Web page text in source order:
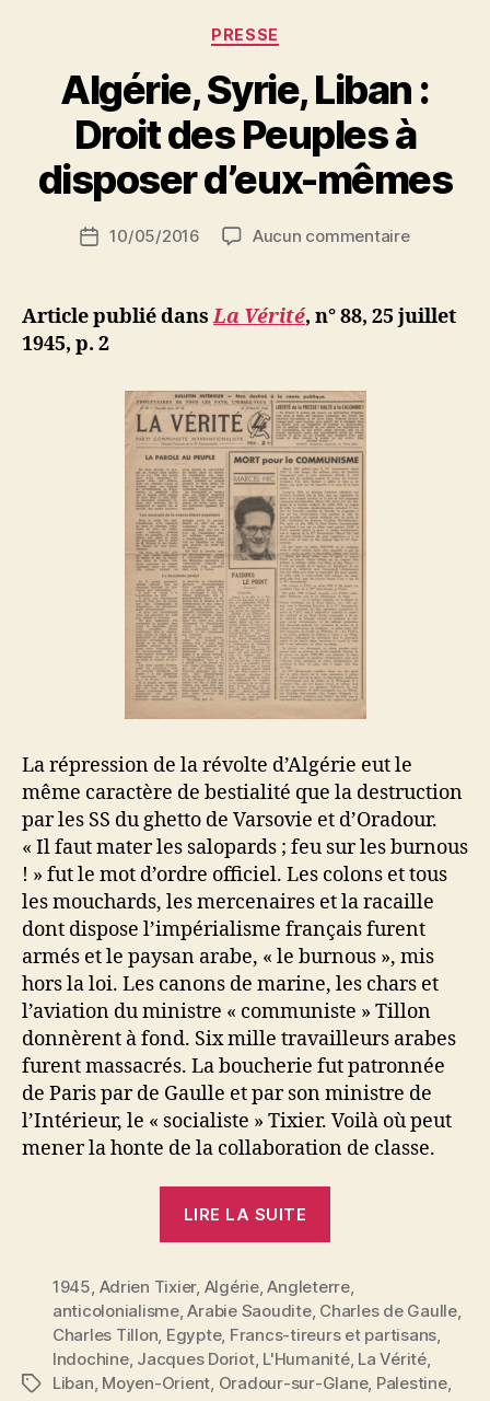
région
troublée »
Catégories
PRESSE
Algérie, Syrie, Liban :
Droit des Peuples à
disposer d’eux-mêmes
de
N
d
b
i
M
o
s
a
Date10/05/2016 Aucun commentairesur
Liban
Article publié dansLa Vérité, n° 88, 25 juillet
1945, p. 2
La répression de la révolte d’Algérie eut le
même caractère de bestialité que la destruction
par les SS du ghetto de Varsovie et d’Oradour.
« Il faut mater les salopards ; feu sur les burnous
! » fut le mot d’ordre officiel. Les colons et tous
les mouchards, les mercenaires et la racaille
dont dispose l’impérialisme français furent
armés et le paysan arabe, « le burnous », mis
hors la loi. Les canons de marine, les chars et
l’aviation du ministre « communiste » Tillon
donnèrent à fond. Six mille travailleurs arabes
furent massacrés. La boucherie fut patronnée
de Paris par de Gaulle et par son ministre de
l’Intérieur, le « socialiste » Tixier. Voilà où peut
mener la honte de la collaboration de classe.
LIRE LA SUITE
:
Droit
des
Peuples
Étiquettes
1945, Adrien Tixier, Algérie,Angleterre,
anticolonialisme,Arabie Saoudite, Charles de Gaulle,
Charles Tillon, Egypte, Francs-tireurs et partisans,
Indochine, Jacques Doriot, L'Humanité, La Vérité,
Liban, Moyen-Orient, Oradour-sur-Glane, Palestine,